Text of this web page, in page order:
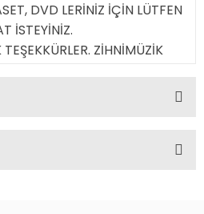
DVD LERİNİZ İÇİN LÜTFEN
İSTEYİNİZ.
ZİHNİMÜZİK